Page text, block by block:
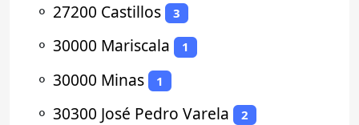
⚬ 27200 Castillos 3
⚬ 30000 Mariscala 1
⚬ 30000 Minas 1
⚬ 30300 José Pedro Varela 2